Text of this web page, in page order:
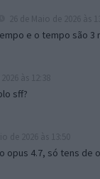
e o tempo são 3
sff?
opus 4.7, só tens de